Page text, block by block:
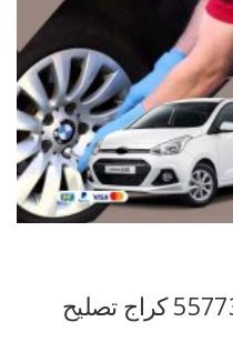
كراج متنقل العاصمة 55773600 كراج تصليح